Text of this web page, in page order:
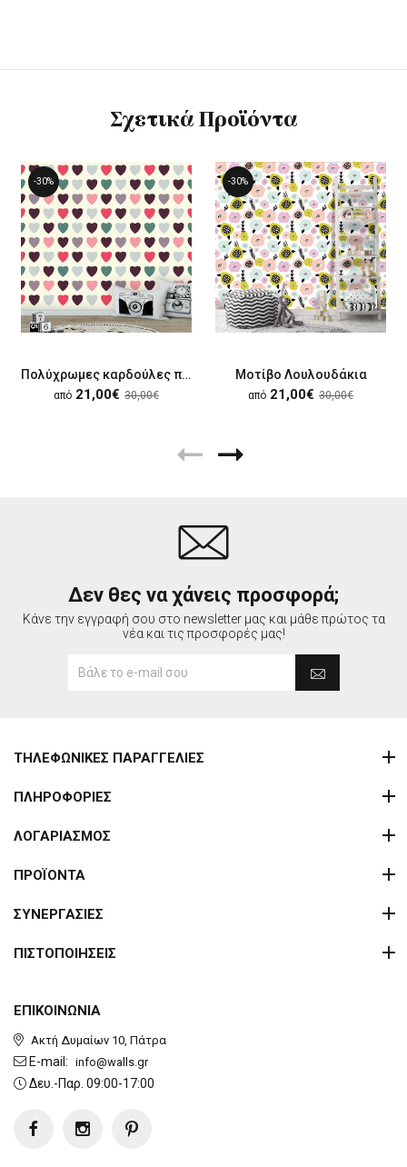
Σχετικά Προϊόντα
-30%
Πολύχρωμες καρδούλες παιδικές
από 21,00€ 30,00€
-30%
Μοτίβο Λουλουδάκια
από 21,00€ 30,00€
Δεν θες να χάνεις προσφορά;
Κάνε την εγγραφή σου στο newsletter μας και μάθε πρώτος τα
νέα και τις προσφορές μας!
ΕΠΙΚΟΙΝΩΝΙΑ
Ακτή Δυμαίων 10, Πάτρα
E-mail: info@walls.gr
Δευ.-Παρ. 09:00-17:00
ΤΗΛΕΦΩΝΙΚΕΣ ΠΑΡΑΓΓΕΛΙΕΣ
ΠΛΗΡΟΦΟΡΙΕΣ
ΛΟΓΑΡΙΑΣΜΟΣ
ΠΡΟΪΟΝΤΑ
ΣΥΝΕΡΓΑΣΙΕΣ
ΠΙΣΤΟΠΟΙΗΣΕΙΣ